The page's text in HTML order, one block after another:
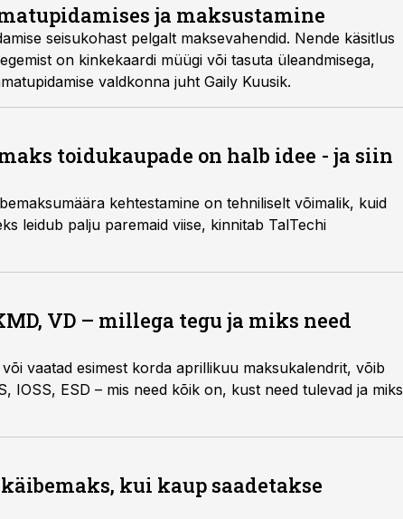
ja maksustamine
seisukohast pelgalt maksevahendid. Nende käsitlus
on kinkekaardi müügi või tasuta üleandmisega,
valdkonna juht Gaily Kuusik.
toidukaupade on halb idee - ja siin
kehtestamine on tehniliselt võimalik, kuid
leidub palju paremaid viise, kinnitab TalTechi
VD – millega tegu ja miks need
vaatad esimest korda aprillikuu maksukalendrit, võib
IOSS, ESD – mis need kõik on, kust need tulevad ja miks
kui kaup saadetakse